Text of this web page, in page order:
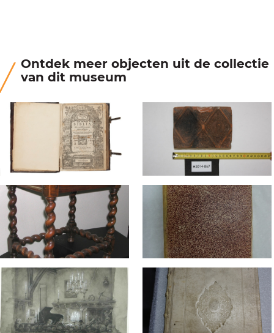
Ontdek meer objecten uit de collectie
van dit museum